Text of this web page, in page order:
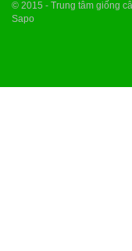
© 2015 - Trung tâm giống
Sapo